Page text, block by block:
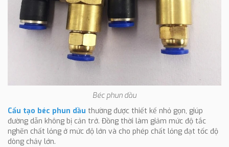
Béc phun dầu
Cấu tạo béc phun dầu thường được thiết kế nhỏ gọn, giúp
đường dẫn không bị cản trở. Đồng thời làm giảm mức độ tắc
nghẽn chất lỏng ở mức độ lớn và cho phép chất lỏng đạt tốc độ
dòng chảy lớn.